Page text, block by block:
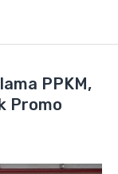
PPKM,
Promo